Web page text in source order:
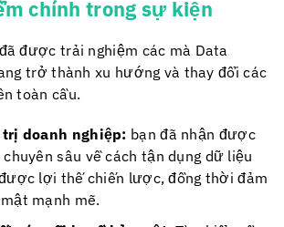
chính trong sự kiện
được trải nghiệm các mà Data
trở thành xu hướng và thay đổi các
toàn cầu.
doanh nghiệp: bạn đã nhận được
sâu về cách tận dụng dữ liệu
lợi thế chiến lược, đồng thời đảm
mạnh mẽ.